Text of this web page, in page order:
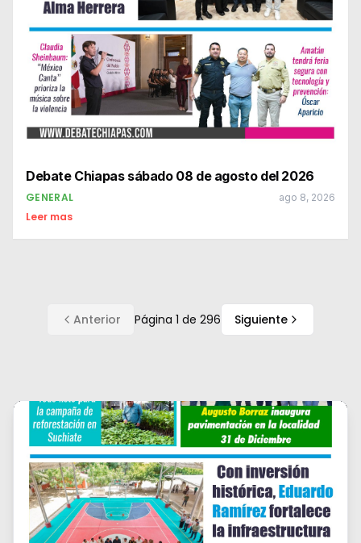
Debate Chiapas sábado 08 de agosto del 2026
GENERAL ago 8, 2026
Leer mas
Anterior Página 1 de 296 Siguiente